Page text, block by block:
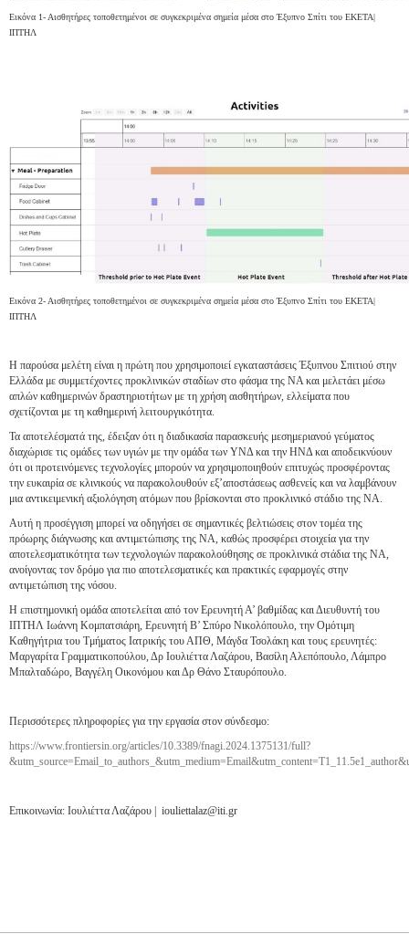
Εικόνα 1- Αισθητήρες τοποθετημένοι σε συγκεκριμένα σημεία μέσα στο Έξυπνο Σπίτι του ΕΚΕΤΑ|
ΙΠΤΗΛ
Εικόνα 2- Αισθητήρες τοποθετημένοι σε συγκεκριμένα σημεία μέσα στο Έξυπνο Σπίτι του ΕΚΕΤΑ|
ΙΠΤΗΛ
Η παρούσα μελέτη είναι η πρώτη που χρησιμοποιεί εγκαταστάσεις Έξυπνου Σπιτιού στην
Ελλάδα με συμμετέχοντες προκλινικών σταδίων στο φάσμα της ΝΑ και μελετάει μέσω
απλών καθημερινών δραστηριοτήτων με τη χρήση αισθητήρων, ελλείματα που
σχετίζονται με τη καθημερινή λειτουργικότητα.
Τα αποτελέσματά της, έδειξαν ότι η διαδικασία παρασκευής μεσημεριανού γεύματος
διαχώρισε τις ομάδες των υγιών με την ομάδα των ΥΝΔ και την ΗΝΔ και αποδεικνύουν
ότι οι προτεινόμενες τεχνολογίες μπορούν να χρησιμοποιηθούν επιτυχώς προσφέροντας
την ευκαιρία σε κλινικούς να παρακολουθούν εξ’αποστάσεως ασθενείς και να λαμβάνουν
μια αντικειμενική αξιολόγηση ατόμων που βρίσκονται στο προκλινικό στάδιο της ΝΑ.
Αυτή η προσέγγιση μπορεί να οδηγήσει σε σημαντικές βελτιώσεις στον τομέα της
πρόωρης διάγνωσης και αντιμετώπισης της ΝΑ, καθώς προσφέρει στοιχεία για την
αποτελεσματικότητα των τεχνολογιών παρακολούθησης σε προκλινικά στάδια της ΝΑ,
ανοίγοντας τον δρόμο για πιο αποτελεσματικές και πρακτικές εφαρμογές στην
αντιμετώπιση της νόσου.
Η επιστημονική ομάδα αποτελείται από τον Ερευνητή Α’ βαθμίδας και Διευθυντή του
ΙΠΤΗΛ Ιωάννη Κομπατσιάρη, Ερευνητή Β’ Σπύρο Νικολόπουλο, την Ομότιμη
Καθηγήτρια του Τμήματος Ιατρικής του ΑΠΘ, Μάγδα Τσολάκη και τους ερευνητές:
Μαργαρίτα Γραμματικοπούλου, Δρ Ιουλιέττα Λαζάρου, Βασίλη Αλεπόπουλο, Λάμπρο
Μπαλταδώρο, Βαγγέλη Οικονόμου και Δρ Θάνο Σταυρόπουλο.
Περισσότερες πληροφορίες για την εργασία στον σύνδεσμο:
https://www.frontiersin.org/articles/10.3389/fnagi.2024.1375131/full?
Επικοινωνία: Ιουλιέττα Λαζάρου | iouliettalaz@iti.gr